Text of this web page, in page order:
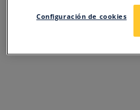
SORRY
Configuración de cookies